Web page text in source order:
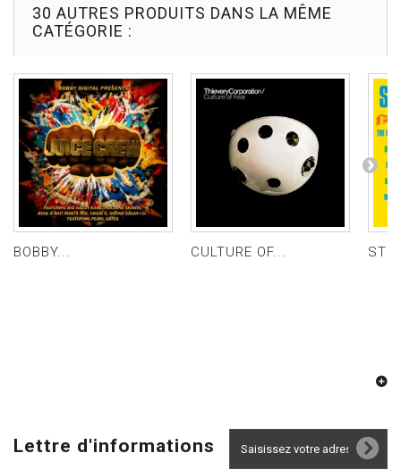
30 AUTRES PRODUITS DANS LA MÊME
CATÉGORIE :
BOBBY... CULTURE OF...
Lettre d'informations